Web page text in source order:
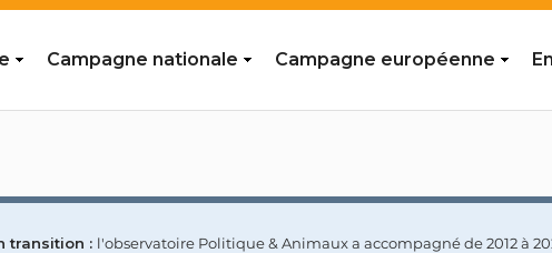
Campagne nationale Campagne européenne
transition : l'observatoire Politique & Animaux a accompagné de 2012 à